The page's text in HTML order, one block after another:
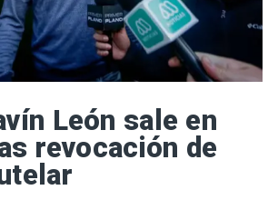
León sale en
revocación de